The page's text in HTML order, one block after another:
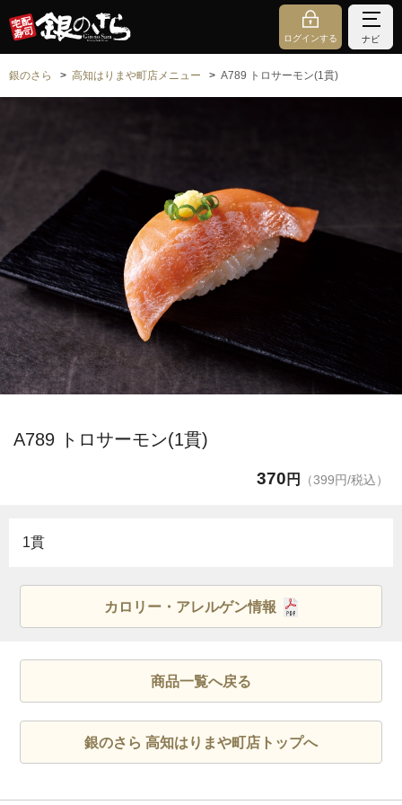
ログインする ナビ
銀のさら 高知はりまや町店メニュー A789 トロサーモン(1貫)
A789 トロサーモン(1貫)
370 円 （399円/税込）
1貫
カロリー・アレルゲン情報
商品一覧へ戻る
銀のさら 高知はりまや町店トップへ